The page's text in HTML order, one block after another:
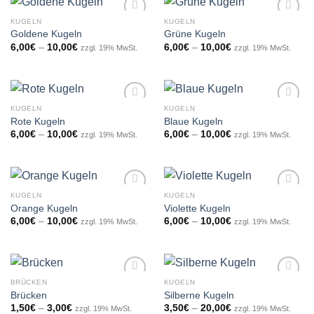
Add to
KUGELN
Goldene Kugeln
6,00€ – 10,00€Preisspanne:
zzgl. 19% MwSt.
Add to
KUGELN
Grüne Kugeln
6,00€ – 10,00€Preisspanne:
zzgl. 19% MwSt.
Add to
KUGELN
Rote Kugeln
6,00€ – 10,00€Preisspanne:
zzgl. 19% MwSt.
Add to
KUGELN
Blaue Kugeln
6,00€ – 10,00€Preisspanne:
zzgl. 19% MwSt.
Add to
KUGELN
Orange Kugeln
6,00€ – 10,00€Preisspanne:
zzgl. 19% MwSt.
Add to
KUGELN
Violette Kugeln
6,00€ – 10,00€Preisspanne:
zzgl. 19% MwSt.
BRÜCKEN
Brücken
1,50€ – 3,00€Preisspanne:
zzgl. 19% MwSt.
KUGELN
Silberne Kugeln
3,50€ – 20,00€Preisspanne:
zzgl. 19% MwSt.